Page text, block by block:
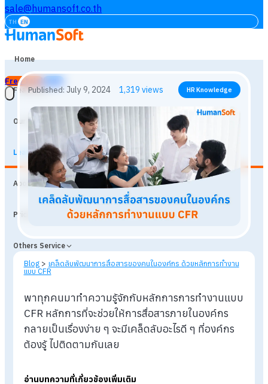
sale@humansoft.co.th
TH EN
Home
Features
Our Customers
Learning
About
Prices
Others Service
Free Trial
Published:July 9, 2024 1,319views HR Knowledge
Blog > เคล็ดลับพัฒนาการสื่อสารของคนในองค์กร ด้วยหลักการทำง